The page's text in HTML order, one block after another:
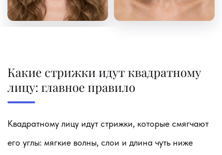
Какие стрижки идут квадратному
лицу: главное правило
Квадратному лицу идут стрижки, которые смягчают
его углы: мягкие волны, слои и длина чуть ниже